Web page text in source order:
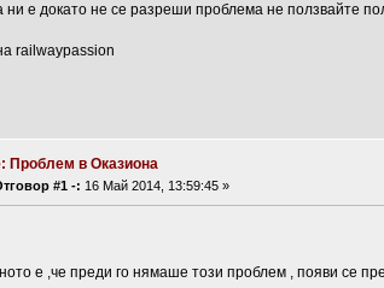
ни е докато не се разреши проблема не ползвайте
railwaypassion
Проблем в Оказиона
#1 -: 16 Май 2014, 13:59:45 »
е ,че преди го нямаше този проблем , появи се